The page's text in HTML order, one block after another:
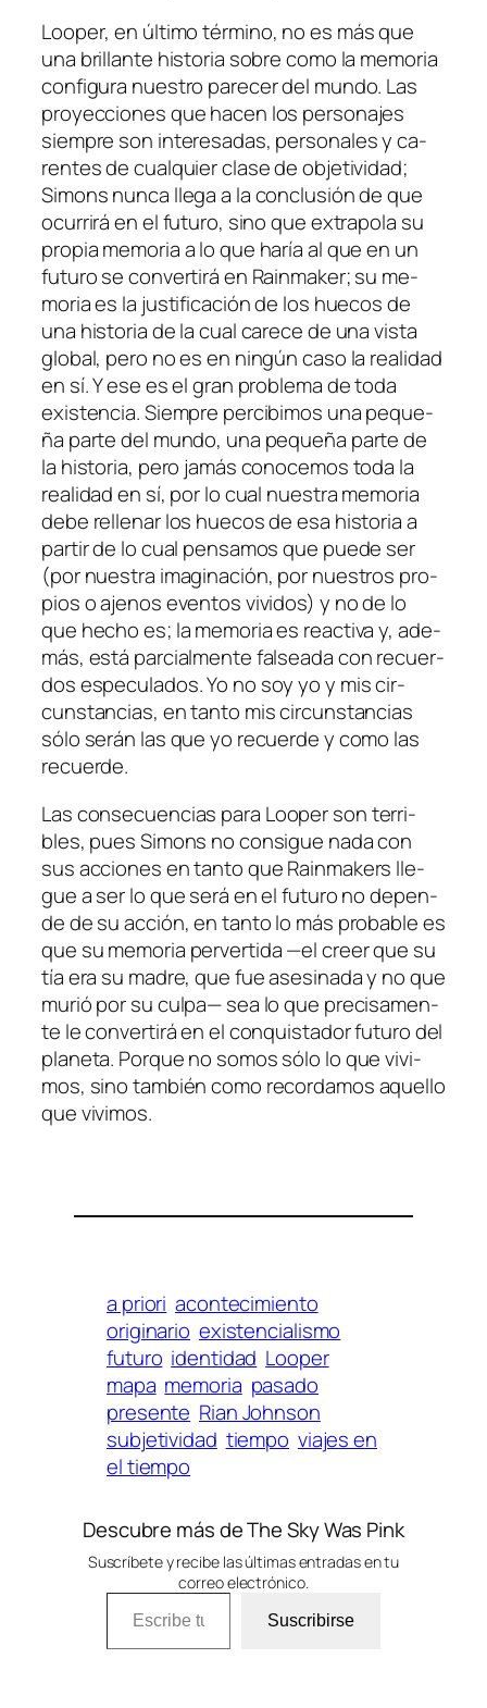
Looper, en úl­ti­mo tér­mino, no es más que
una bri­llan­te his­to­ria so­bre co­mo la me­mo­ria
con­fi­gu­ra nues­tro pa­re­cer del mun­do. Las
pro­yec­cio­nes que ha­cen los per­so­na­jes
siem­pre son in­tere­sa­das, per­so­na­les y ca­
ren­tes de cual­quier cla­se de ob­je­ti­vi­dad;
Simons nun­ca lle­ga a la con­clu­sión de que
ocu­rri­rá en el fu­tu­ro, sino que ex­tra­po­la su
pro­pia me­mo­ria a lo que ha­ría al que en un
fu­tu­ro se con­ver­ti­rá en Rainmaker; su me­
mo­ria es la jus­ti­fi­ca­ción de los hue­cos de
una his­to­ria de la cual ca­re­ce de una vis­ta
glo­bal, pe­ro no es en nin­gún ca­so la reali­dad
en sí. Y ese es el gran pro­ble­ma de to­da
exis­ten­cia. Siempre per­ci­bi­mos una pe­que­
ña par­te del mun­do, una pe­que­ña par­te de
la his­to­ria, pe­ro ja­más co­no­ce­mos to­da la
reali­dad en sí, por lo cual nues­tra me­mo­ria
de­be re­lle­nar los hue­cos de esa his­to­ria a
par­tir de lo cual pen­sa­mos que pue­de ser
(por nues­tra ima­gi­na­ción, por nues­tros pro­
pios o aje­nos even­tos vi­vi­dos) y no de lo
que he­cho es; la me­mo­ria es reac­ti­va y, ade­
más, es­tá par­cial­men­te fal­sea­da con re­cuer­
dos es­pe­cu­la­dos. Yo no soy yo y mis cir­
cuns­tan­cias, en tan­to mis cir­cuns­tan­cias
só­lo se­rán las que yo re­cuer­de y co­mo las
recuerde.
Las con­se­cuen­cias pa­ra Looperson te­rri­
bles, pues Simons no con­si­gue na­da con
sus ac­cio­nes en tan­to que Rainmakers lle­
gue a ser lo que se­rá en el fu­tu­ro no de­pen­
de de su ac­ción, en tan­to lo más pro­ba­ble es
que su me­mo­ria per­ver­ti­da —el creer que su
tía era su ma­dre, que fue ase­si­na­da y no que
mu­rió por su cul­pa— sea lo que pre­ci­sa­men­
te le con­ver­ti­rá en el con­quis­ta­dor fu­tu­ro del
pla­ne­ta. Porque no so­mos só­lo lo que vi­vi­
mos, sino tam­bién co­mo re­cor­da­mos aque­llo
que vivimos.
a priori acontecimiento
originario existencialismo
futuro identidad Looper
mapa memoria pasado
presente Rian Johnson
subjetividad tiempo viajes en
el tiempo
Descubre más de The Sky Was Pink
Suscríbete y recibe las últimas entradas en tu
correo electrónico.
Escribe tu correo electrónico…
Suscribirse